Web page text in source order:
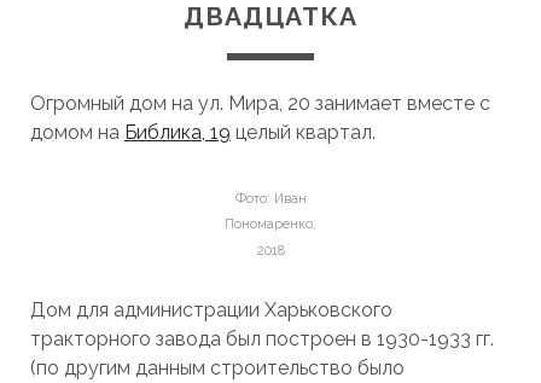
ДВАДЦАТКА
Огромный дом на ул. Мира, 20 занимает вместе с
домом на Библика, 19 целый квартал.
Фото: Иван
Пономаренко,
2018
Дом для администрации Харьковского
тракторного завода был построен в 1930-1933 гг.
(по другим данным строительство было